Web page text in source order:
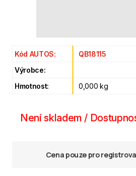
Kód AUTOS:
QB18115
Výrobce:
Hmotnost:
0,000 kg
Není skladem /
Cena pouze pro